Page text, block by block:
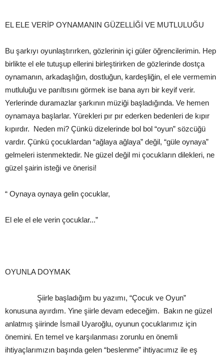
EL ELE VERİP OYNAMANIN GÜZELLİĞİ VE MUTLULUĞU
Bu şarkıyı oyunlaştırırken, gözlerinin içi güler öğrencilerimin. Hep
birlikte el ele tutuşup ellerini birleştirirken de gözlerinde dostça
oynamanın, arkadaşlığın, dostluğun, kardeşliğin, el ele vermemin
mutluluğu ve parıltısını görmek ise bana ayrı bir keyif verir.
Yerlerinde duramazlar şarkının müziği başladığında. Ve hemen
oynamaya başlarlar. Yürekleri pır pır ederken bedenleri de kıpır
kıpırdır. Neden mi? Çünkü dizelerinde bol bol “oyun” sözcüğü
vardır. Çünkü çocuklardan “ağlaya ağlaya” değil, “güle oynaya”
gelmeleri istenmektedir. Ne güzel değil mi çocukların dilekleri, ne
güzel şairin isteği ve önerisi!
“ Oynaya oynaya gelin çocuklar,
El ele el ele verin çocuklar...”
OYUNLA DOYMAK
Şiirle başladığım bu yazımı, “Çocuk ve Oyun”
konusuna ayırdım. Yine şiirle devam edeceğim. Bakın ne güzel
anlatmış şiirinde İsmail Uyaroğlu, oyunun çocuklarımız için
önemini. En temel ve karşılanması zorunlu en önemli
ihtiyaçlarımızın başında gelen “beslenme” ihtiyacımız ile eş